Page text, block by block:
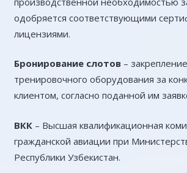
одобряется соответствующими
лицензиями.
Бронирование слотов–
тренировочного оборудования за
клиентом, согласно поданной им
ВКК – Высшая квалификационная
гражданской авиации при
Республики Узбекистан.